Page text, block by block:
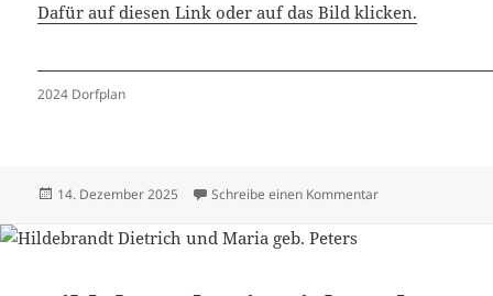
Dafür auf diesen Link oder auf das Bild klicken.
2024 Dorfplan
Veröffentlicht
14. Dezember 2025 Schreibe einen Kommentarzu Häuser 2024 –